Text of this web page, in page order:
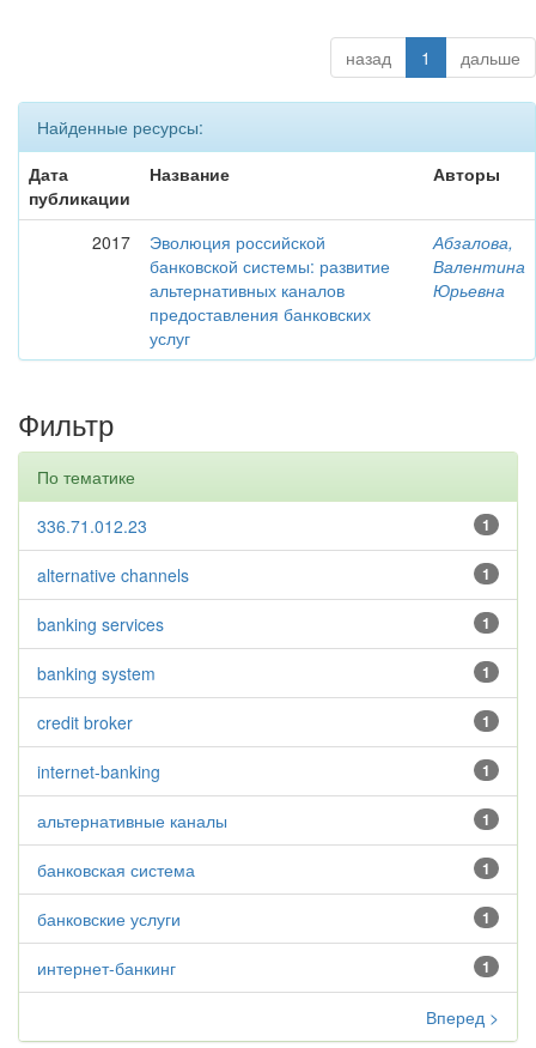
назад 1 дальше
Найденные ресурсы:
Дата
публикации
Название Авторы
2017
Эволюция российской
банковской системы: развитие
альтернативных каналов
предоставления банковских
услуг
Абзалова,
Валентина
Юрьевна
Фильтр
По тематике
1
336.71.012.23
1
alternative channels
1
banking services
1
banking system
1
credit broker
1
internet-banking
1
альтернативные каналы
1
банковская система
1
банковские услуги
1
интернет-банкинг
Вперед >